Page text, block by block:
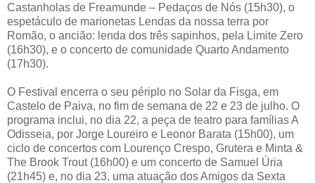
Castanholas de Freamunde – Pedaços de Nós (15h30), o
espetáculo de marionetas Lendas da nossa terra por
Romão, o ancião: lenda dos três sapinhos, pela Limite Zero
(16h30), e o concerto de comunidade Quarto Andamento
(17h30).
O Festival encerra o seu périplo no Solar da Fisga, em
Castelo de Paiva, no fim de semana de 22 e 23 de julho. O
programa inclui, no dia 22, a peça de teatro para famílias A
Odisseia, por Jorge Loureiro e Leonor Barata (15h00), um
ciclo de concertos com Lourenço Crespo, Grutera e Minta &
The Brook Trout (16h00) e um concerto de Samuel Úria
(21h45) e, no dia 23, uma atuação dos Amigos da Sexta